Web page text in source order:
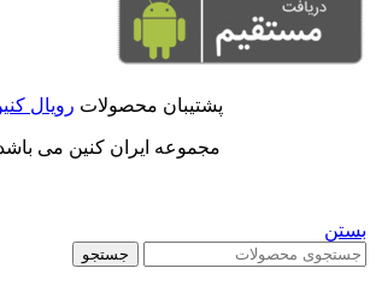
پشتیبان محصولات رویال
مجموعه ایران کنین می
بستن
جستجو